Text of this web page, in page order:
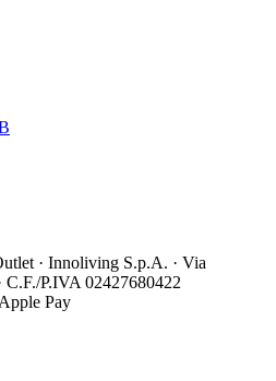
· Innoliving S.p.A. · Via
C.F./P.IVA 02427680422
Apple Pay